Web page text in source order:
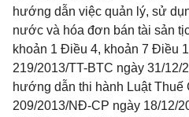
hướng dẫn việc quản lý, sử
nước và hóa đơn bán tài sản
khoản 1 Điều 4, khoản 7 Điều
219/2013/TT-BTC ngày 31/12/
hướng dẫn thi hành Luật Thuế
209/2013/NĐ-CP ngày 18/12/